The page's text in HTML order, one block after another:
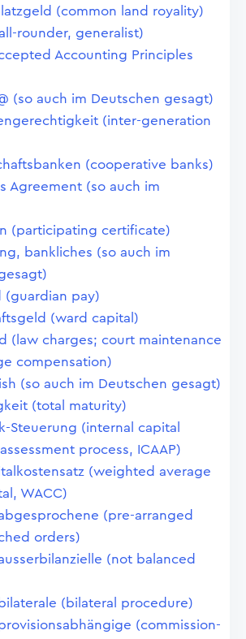
(common land royality)
rounder, generalist)
Accounting Principles
(so auch im Deutschen gesagt)
(inter-generation
(cooperative banks)
Agreement (so auch im
(participating certificate)
bankliches (so auch im
(guardian pay)
(ward capital)
(law charges; court maintenance
compensation)
(so auch im Deutschen gesagt)
(total maturity)
Steuerung (internal capital
process, ICAAP)
(weighted average
WACC)
(pre-arranged
orders)
(not balanced
(bilateral procedure)
(commission-